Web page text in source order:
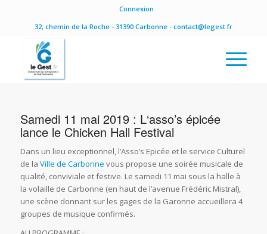
Connexion
32, chemin de la Roche - 31390 Carbonne - contact@legest.fr
Samedi 11 mai 2019 : L‘asso’s épicée
lance le Chicken Hall Festival
Dans un lieu exceptionnel, l’Asso’s Epicée et le service Culturel
de la Ville de Carbonne vous propose une soirée musicale de
qualité, conviviale et festive. Le samedi 11 mai sous la halle à
la volaille de Carbonne (en haut de l’avenue Frédéric Mistral),
une scène donnant sur les gages de la Garonne accueillera 4
groupes de musique confirmés.